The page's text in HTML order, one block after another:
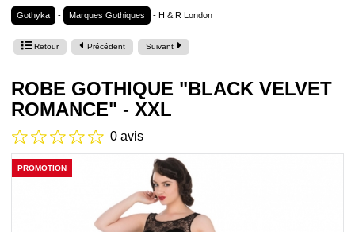
Gothyka - Marques Gothiques - H & R London
Retour Précédent Suivant
ROBE GOTHIQUE "BLACK VELVET
ROMANCE" - XXL
0 avis
PROMOTION